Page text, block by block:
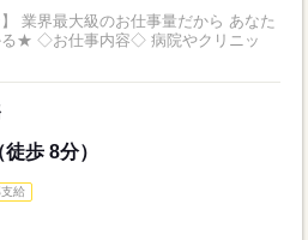
業界最大級のお仕事量だから あなた
リニッ
歩 8分）
給